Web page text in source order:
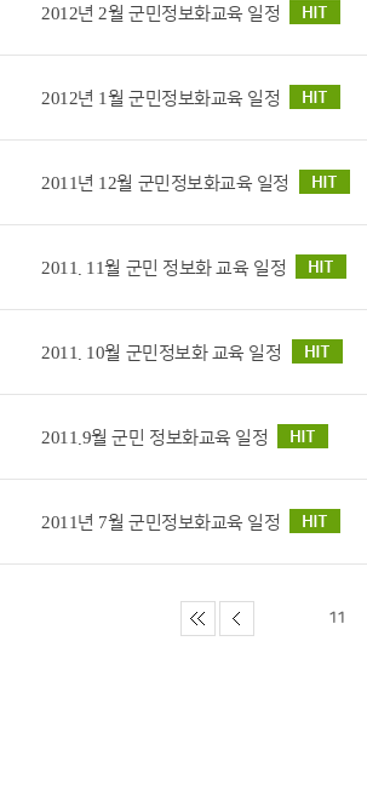
2012년 2월 군민정보화교육 일정
2012년 1월 군민정보화교육 일정
2011년 12월 군민정보화교육 일정
2011. 11월 군민 정보화 교육 일정
2011. 10월 군민정보화 교육 일정
2011.9월 군민 정보화교육 일정
2011년 7월 군민정보화교육 일정
11